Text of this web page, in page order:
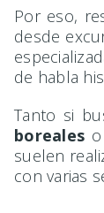
Por eso,
desde
de habla
Tanto si
boreales
suelen
con varias